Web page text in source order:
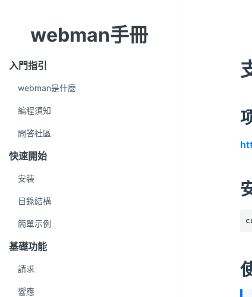
webman手冊
入門指引
webman是什麼
編程須知
問答社區
快速開始
安裝
目錄結構
簡單示例
基礎功能
請求
響應